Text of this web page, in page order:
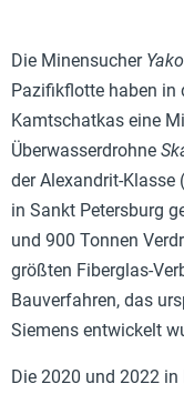
Die Minensucher
Pazifikflotte haben in
Kamtschatkas eine
Überwasserdrohne
der Alexandrit-
in Sankt Petersburg
und 900 Tonnen
größten Fiberglas-
Bauverfahren, das
Siemens entwickelt
Die 2020 und 2022